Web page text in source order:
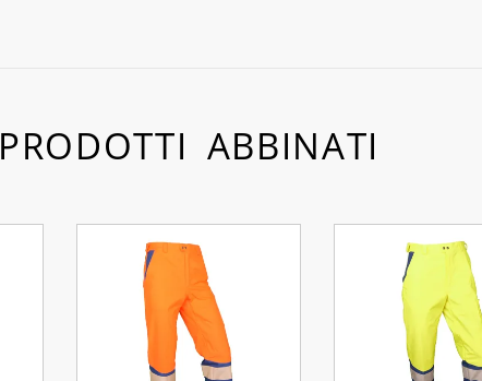
PRODOTTI ABBINATI